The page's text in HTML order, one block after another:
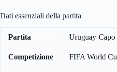
Dati essenziali della partita
Partita Uruguay-Capo
Competizione FIFA World